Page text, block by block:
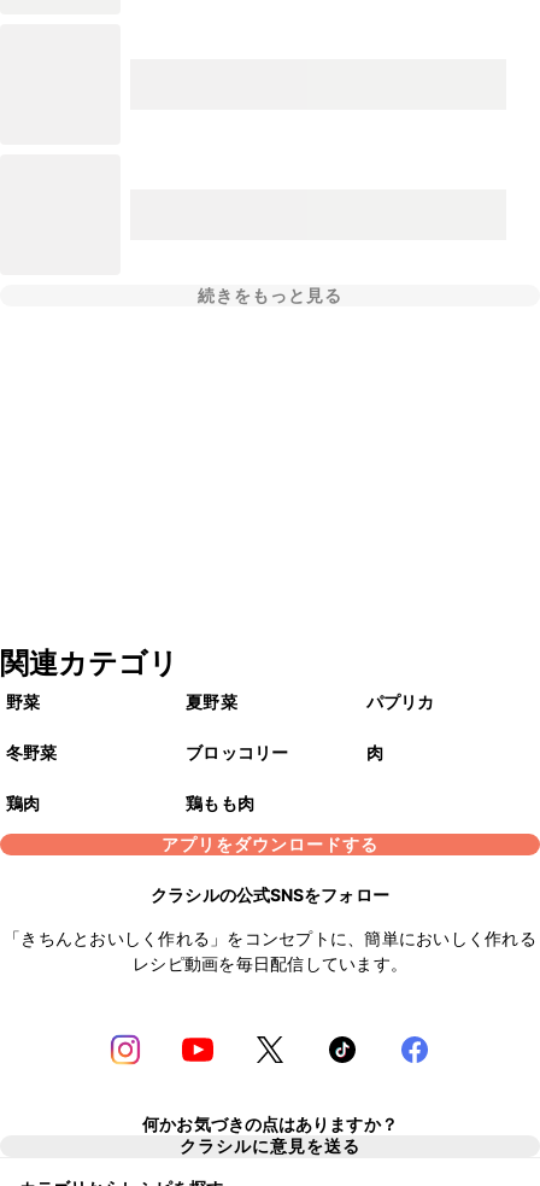
続きをもっと見る
関連カテゴリ
野菜 夏野菜 パプリカ
冬野菜 ブロッコリー 肉
鶏肉
鶏もも肉
アプリをダウンロードする
クラシルの公式SNSをフォロー
「きちんとおいしく作れる」をコンセプトに、簡単においしく作れる
レシピ動画を毎日配信しています。
何かお気づきの点はありますか？
クラシルに意見を送る